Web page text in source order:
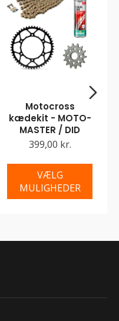
Motocross
kædekit - MOTO-
MASTER / DID
399,00 kr.
VÆLG
MULIGHEDER